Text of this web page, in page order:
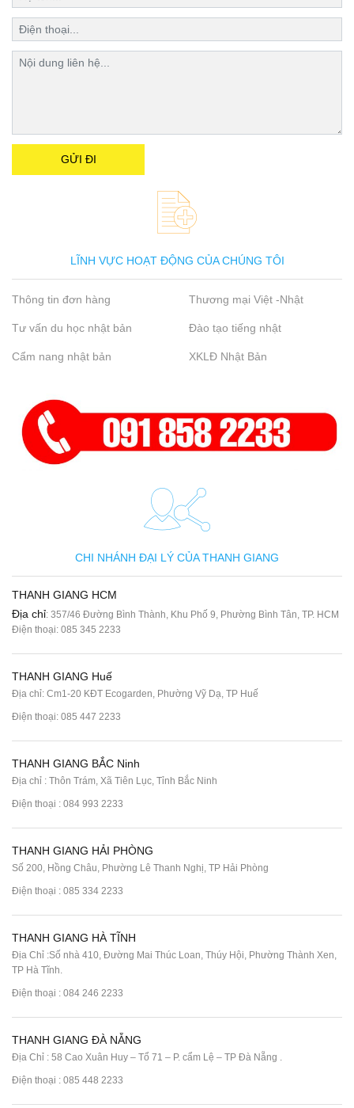
LĨNH VỰC HOẠT ĐỘNG CỦA CHÚNG TÔI
Thông tin đơn hàng Thương mại Việt -Nhật
Tư vấn du học nhật bản Đào tạo tiếng nhật
Cẩm nang nhật bản XKLĐ Nhật Bản
CHI NHÁNH ĐẠI LÝ CỦA THANH GIANG
THANH GIANG HCM
Địa chỉ: 357/46 Đường Bình Thành, Khu Phố 9, Phường Bình Tân, TP. HCM
Điện thoại: 085 345 2233
THANH GIANG Huế
Địa chỉ: Cm1-20 KĐT Ecogarden, Phường Vỹ Dạ, TP Huế
Điện thoại: 085 447 2233
THANH GIANG BẮC Ninh
Địa chỉ : Thôn Trám, Xã Tiên Lục, Tỉnh Bắc Ninh
Điện thoại : 084 993 2233
THANH GIANG HẢI PHÒNG
Số 200, Hồng Châu, Phường Lê Thanh Nghị, TP Hải Phòng
Điện thoại : 085 334 2233
THANH GIANG HÀ TĨNH
Địa Chỉ :Số nhà 410, Đường Mai Thúc Loan, Thúy Hội, Phường Thành Xen,
TP Hà Tĩnh.
Điện thoại : 084 246 2233
THANH GIANG ĐÀ NẴNG
Địa Chỉ : 58 Cao Xuân Huy – Tổ 71 – P. cẩm Lệ – TP Đà Nẵng .
Điện thoại : 085 448 2233